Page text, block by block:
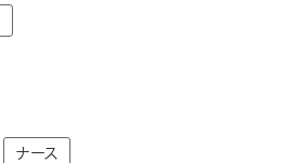
ナース